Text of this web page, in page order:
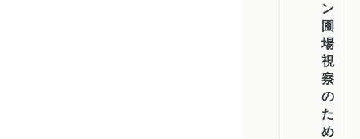
ン
圃
場
視
察
の
た
め